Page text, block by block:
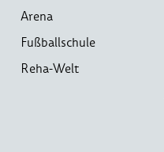
Arena
Fußballschule
Reha-Welt